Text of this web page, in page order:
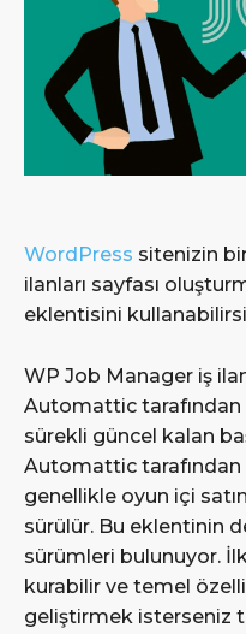
WordPress sitenizin
ilanları sayfası
eklentisini
WP Job Manager iş
Automattic
sürekli güncel kalan
Automattic
genellikle oyun içi
sürülür. Bu eklentinin
sürümleri bulunuyor.
kurabilir ve temel
geliştirmek isterseniz